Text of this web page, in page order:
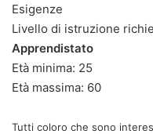
Esigenze
Livello di istruzione
Apprendistato
Età minima: 25
Età massima: 60
Tutti coloro che sono